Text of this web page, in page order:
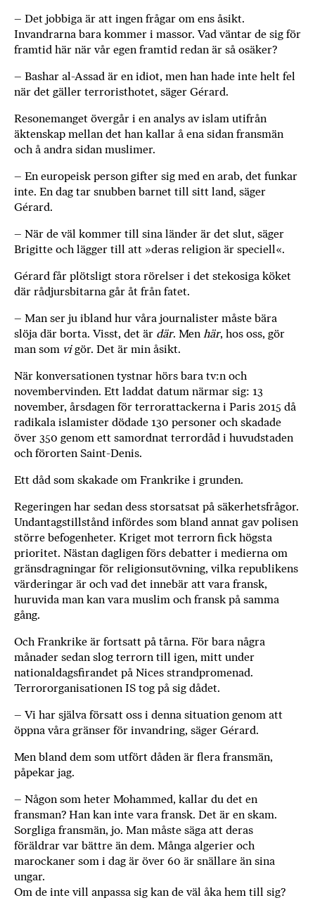
– Det jobbiga är att ingen frågar om ens åsikt.
Invandrarna bara kommer i massor. Vad väntar de sig för
framtid här när vår egen framtid redan är så osäker?
– Bashar al-Assad är en idiot, men han hade inte helt fel
när det gäller terroristhotet, säger Gérard.
Resonemanget övergår i en analys av islam utifrån
äktenskap mellan det han kallar å ena sidan fransmän
och å andra sidan muslimer.
– En europeisk person gifter sig med en arab, det funkar
inte. En dag tar snubben barnet till sitt land, säger
Gérard.
– När de väl kommer till sina länder är det slut, säger
Brigitte och lägger till att »deras religion är speciell«.
Gérard får plötsligt stora rörelser i det stekosiga köket
där rådjursbitarna går åt från fatet.
– Man ser ju ibland hur våra journalister måste bära
slöja där borta. Visst, det är där. Men här, hos oss, gör
man som vigör. Det är min åsikt.
När konversationen tystnar hörs bara tv:n och
novembervinden. Ett laddat datum närmar sig: 13
november, årsdagen för terrorattackerna i Paris 2015 då
radikala islamister dödade 130 personer och skadade
över 350 genom ett samordnat terrordåd i huvudstaden
och förorten Saint-Denis.
Ett dåd som skakade om Frankrike i ­grunden.
Regeringen har sedan dess storsatsat på säkerhetsfrågor.
Undantagstillstånd infördes som bland annat gav polisen
större befogenheter. Kriget mot terrorn fick högsta
prioritet. Nästan dagligen förs debatter i medierna om
gränsdragningar för religionsutövning, vilka republikens
värderingar är och vad det innebär att vara fransk,
huruvida man kan vara muslim och fransk på samma
gång.
Och Frankrike är fortsatt på tårna. För ­bara några
månader sedan slog terrorn till igen, mitt under
nationaldagsfirandet på ­Nices strandpromenad.
Terrororganisationen IS tog på sig dådet.
– Vi har själva försatt oss i denna situation genom att
öppna våra gränser för invandring, säger Gérard.
Men bland dem som utfört dåden är flera fransmän,
påpekar jag.
– Någon som heter Mohammed, kallar du det en
fransman? Han kan inte vara fransk. Det är en skam.
Sorgliga fransmän, jo. Man måste säga att deras
föräldrar var bättre än dem. Många algerier och
marockaner som i dag är över 60 är snällare än sina
ungar.
Om de inte vill anpassa sig kan de väl åka hem till sig?